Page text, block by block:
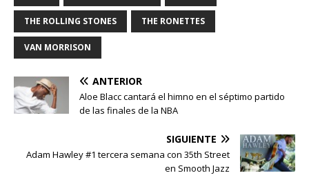
THE ROLLING STONES THE RONETTES
VAN MORRISON
ANTERIOR
Aloe Blacc cantará el himno en el séptimo partido
de las finales de la NBA
SIGUIENTE
Adam Hawley #1 tercera semana con 35th Street
en Smooth Jazz